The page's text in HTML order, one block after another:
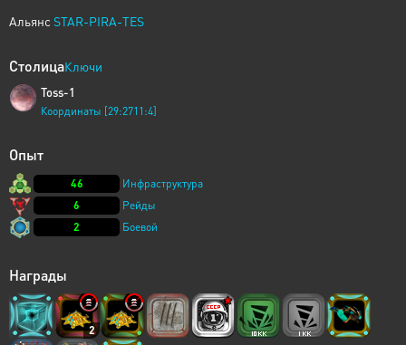
Альянс STAR-PIRA-TES
СтолицаКлючи
Toss-1
Координаты [29:2711:4]
Опыт
46
Инфраструктура
6
Рейды
2
Боевой
Награды
2